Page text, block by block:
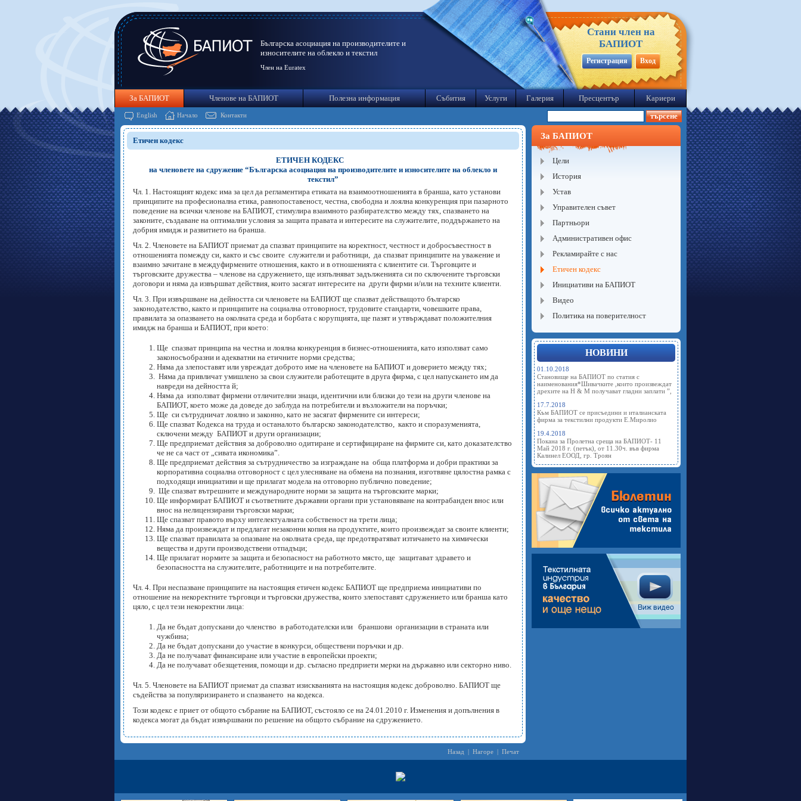
Българска асоциация на производителите и
износителите на облекло и текстил
Член на Euratex
Стани член на
БАПИОТ
Регистрация Вход
За БАПИОТ Членове на БАПИОТ Полезна информация Събития Услуги Галерия Пресцентър Кариери
English Начало Контакти
Етичен кодекс
ЕТИЧЕН КОДЕКС
на членовете на сдружение “Българска асоциация на производителите и износителите на облекло и
текстил”
Чл. 1. Настоящият кодекс има за цел да регламентира етиката на взаимоотношенията в бранша, като установи
принципите на професионална етика, равнопоставеност, честна, свободна и лоялна конкуренция при пазарното
поведение на всички членове на БАПИОТ, стимулира взаимното разбирателство между тях, спазването на
законите, създаване на оптимални условия за защита правата и интересите на служителите, поддържането на
добрия имидж и развитието на бранша.
Чл. 2. Членовете на БАПИОТ приемат да спазват принципите на коректност, честност и добросъвестност в
отношенията помежду си, както и със своите служители и работници, да спазват принципите на уважение и
взаимно зачитане в междуфирмените отношения, както и в отношенията с клиентите си. Търговците и
търговските дружества – членове на сдружението, ще изпълняват задълженията си по сключените търговски
договори и няма да извършват действия, които засягат интересите на други фирми и/или на техните клиенти.
Чл. 3. При извършване на дейността си членовете на БАПИОТ ще спазват действащото българско
законодателство, както и принципите на социална отговорност, трудовите стандарти, човешките права,
правилата за опазването на околната среда и борбата с корупцията, ще пазят и утвърждават положителния
имидж на бранша и БАПИОТ, при което:
Ще спазват принципа на честна и лоялна конкуренция в бизнес-отношенията, като използват само
законосъобразни и адекватни на етичните норми средства;
Няма да злепоставят или увреждат доброто име на членовете на БАПИОТ и доверието между тях;
Няма да привличат умишлено за свои служители работещите в друга фирма, с цел напускането им да
навреди на дейността й;
Няма да използват фирмени отличителни знаци, идентични или близки до тези на други членове на
БАПИОТ, което може да доведе до заблуда на потребители и възложители на поръчки;
Ще си сътрудничат лоялно и законно, като не засягат фирмените си интереси;
Ще спазват Кодекса на труда и останалото българско законодателство, както и споразуменията,
сключени между БАПИОТ и други организации;
Ще предприемат действия за доброволно одитиране и сертифициране на фирмите си, като доказателство
че не са част от „сивата икономика”.
Ще предприемат действия за сътрудничество за изграждане на обща платформа и добри практики за
корпоративна социална отговорност с цел улесняване на обмена на познания, изготвяне цялостна рамка с
подходящи инициативи и ще прилагат модела на отговорно публично поведение;
Ще спазват вътрешните и международните норми за защита на търговските марки;
Ще информират БАПИОТ и съответните държавни органи при установяване на контрабанден внос или
внос на нелицензирани търговски марки;
Ще спазват правото върху интелектуалната собственост на трети лица;
Няма да произвеждат и предлагат незаконни копия на продуктите, които произвеждат за своите клиенти;
Ще спазват правилата за опазване на околната среда, ще предотвратяват изтичането на химически
вещества и други производствени отпадъци;
Ще прилагат нормите за защита и безопасност на работното място, ще защитават здравето и
безопасността на служителите, работниците и на потребителите.
Чл. 4. При неспазване принципите на настоящия етичен кодекс БАПИОТ ще предприема инициативи по
отношение на некоректните търговци и търговски дружества, които злепоставят сдружението или бранша като
цяло, с цел тези некоректни лица:
Да не бъдат допускани до членство в работодателски или браншови организации в страната или
чужбина;
Да не бъдат допускани до участие в конкурси, обществени поръчки и др.
Да не получават финансиране или участие в европейски проекти;
Да не получават обезщетения, помощи и др. съгласно предприети мерки на държавно или секторно ниво.
Чл. 5. Членовете на БАПИОТ приемат да спазват изискванията на настоящия кодекс доброволно. БАПИОТ ще
съдейства за популяризирането и спазването на кодекса.
Този кодекс е приет от общото събрание на БАПИОТ, състояло се на 24.01.2010 г. Изменения и допълнения в
кодекса могат да бъдат извършвани по решение на общото събрание на сдружението.
Назад | Нагоре | Печат
За БАПИОТ
Цели
История
Устав
Управителен съвет
Партньори
Административен офис
Рекламирайте с нас
Етичен кодекс
Инициативи на БАПИОТ
Видео
Политика на поверителност
НОВИНИ
01.10.2018
Становище на БАПИОТ по статия с
наименования*Шивачките ,които произвеждат
дрехите на Н & М получават гладни заплати ”,
17.7.2018
Към БАПИОТ се присъедини и италианската
фирма за текстилни продукти Е.Миролио
19.4.2018
Покана за Пролетна среща на БАПИОТ- 11
Май 2018 г. (петък), от 11.30ч. във фирма
Калинел ЕООД, гр. Троян